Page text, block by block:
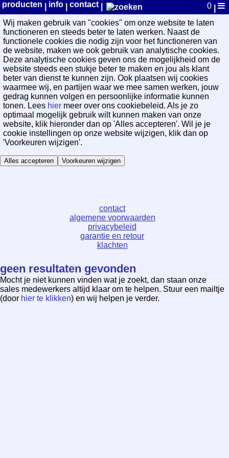
WayPoint Cookievoorkeuren
Wij maken gebruik van "cookies" om onze website te laten
functioneren en steeds beter te laten werken. Naast de
functionele cookies die nodig zijn voor het functioneren van
de website, maken we ook gebruik van analytische cookies.
Deze analytische cookies geven ons de mogelijkheid om de
website steeds een stukje beter te maken en jou als klant
beter van dienst te kunnen zijn. Ook plaatsen wij cookies
waarmee wij, en partijen waar we mee samen werken, jouw
gedrag kunnen volgen en persoonlijke informatie kunnen
tonen. Lees hier meer over ons cookiebeleid. Als je zo
optimaal mogelijk gebruik wilt kunnen maken van onze
website, klik hieronder dan op 'Alles accepteren'. Wil je je
cookie instellingen op onze website wijzigen, klik dan op
'Voorkeuren wijzigen'.
Alles accepteren Voorkeuren wijzigen
producten info contact| 0
contact
algemene voorwaarden
privacybeleid
garantie en retour
klachten
geen resultaten gevonden
Mocht je niet kunnen vinden wat je zoekt, dan staan onze
sales medewerkers altijd klaar om te helpen. Stuur een mailtje
(door hier te klikken) en wij helpen je verder.